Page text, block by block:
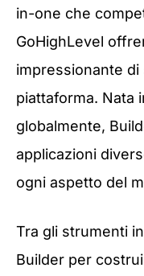
in-one che
GoHighLevel
impressionante di
piattaforma. Nata
globalmente,
applicazioni
ogni aspetto del
Tra gli strumenti
Builder per